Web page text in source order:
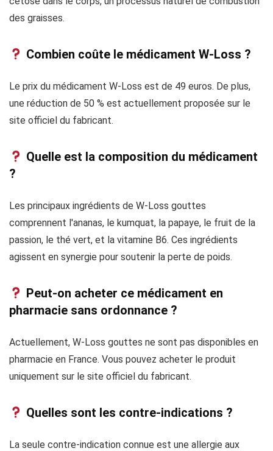
des graisses.
Combien coûte le médicament W-Loss ?
Le prix du médicament W-Loss est de 49 euros. De plus,
une réduction de 50 % est actuellement proposée sur le
site officiel du fabricant.
Quelle est la composition du médicament
?
Les principaux ingrédients de W-Loss gouttes
comprennent l'ananas, le kumquat, la papaye, le fruit de la
passion, le thé vert, et la vitamine B6. Ces ingrédients
agissent en synergie pour soutenir la perte de poids.
Peut-on acheter ce médicament en
pharmacie sans ordonnance ?
Actuellement, W-Loss gouttes ne sont pas disponibles en
pharmacie en France. Vous pouvez acheter le produit
uniquement sur le site officiel du fabricant.
Quelles sont les contre-indications ?
La seule contre-indication connue est une allergie aux